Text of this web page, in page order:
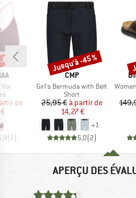
réduit
de
(2)
%
MARQUE
CMP
Article
Girl's Bermuda with Belt
Product group
Short
Prix
25,95 € Prix réduit
à partir de
14,27 €
+1
5,0(2)
Remise
Jusqu'à -45 %
Article
APERÇU DES